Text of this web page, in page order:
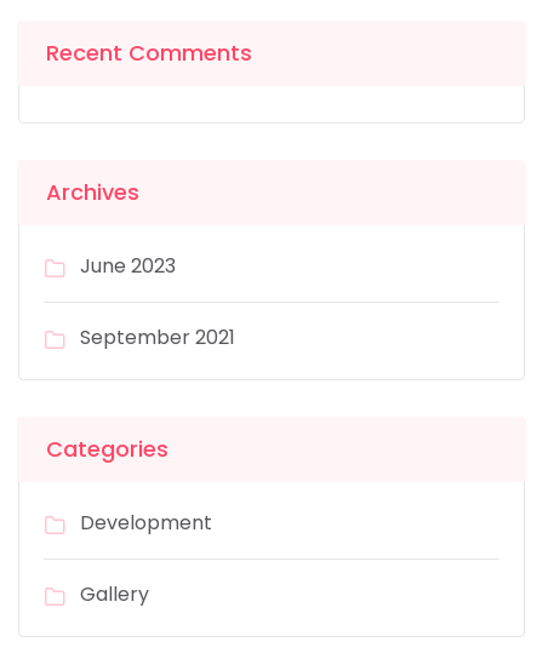
Recent Comments
Archives
June 2023
September 2021
Categories
Development
Gallery